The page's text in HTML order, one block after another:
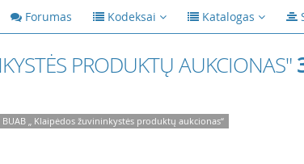
Forumas Kodeksai Katalogas
PRODUKTŲ AUKCIONAS"
BUAB „ Klaipėdos žuvininkystės produktų aukcionas“